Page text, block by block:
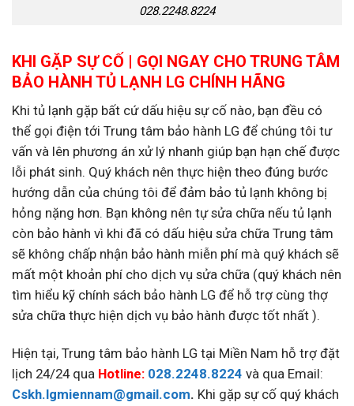
028.2248.8224
KHI GẶP SỰ CỐ | GỌI NGAY CHO TRUNG TÂM
BẢO HÀNH TỦ LẠNH LG CHÍNH HÃNG
Khi tủ lạnh gặp bất cứ dấu hiệu sự cố nào, bạn đều có
thể gọi điện tới Trung tâm bảo hành LG để chúng tôi tư
vấn và lên phương án xử lý nhanh giúp bạn hạn chế được
lỗi phát sinh. Quý khách nên thực hiện theo đúng bước
hướng dẫn của chúng tôi để đảm bảo tủ lạnh không bị
hỏng nặng hơn. Bạn không nên tự sửa chữa nếu tủ lạnh
còn bảo hành vì khi đã có dấu hiệu sửa chữa Trung tâm
sẽ không chấp nhận bảo hành miễn phí mà quý khách sẽ
mất một khoản phí cho dịch vụ sửa chữa (quý khách nên
tìm hiểu kỹ chính sách bảo hành LG để hỗ trợ cùng thợ
sửa chữa thực hiện dịch vụ bảo hành được tốt nhất ).
Hiện tại, Trung tâm bảo hành LG tại Miền Nam hỗ trợ đặt
lịch 24/24 qua Hotline: 028.2248.8224 và qua Email:
Cskh.lgmiennam@gmail.com. Khi gặp sự cố quý khách